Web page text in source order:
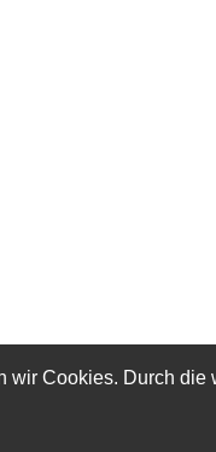
wir Cookies. Durch die